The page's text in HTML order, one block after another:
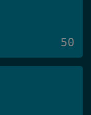
50